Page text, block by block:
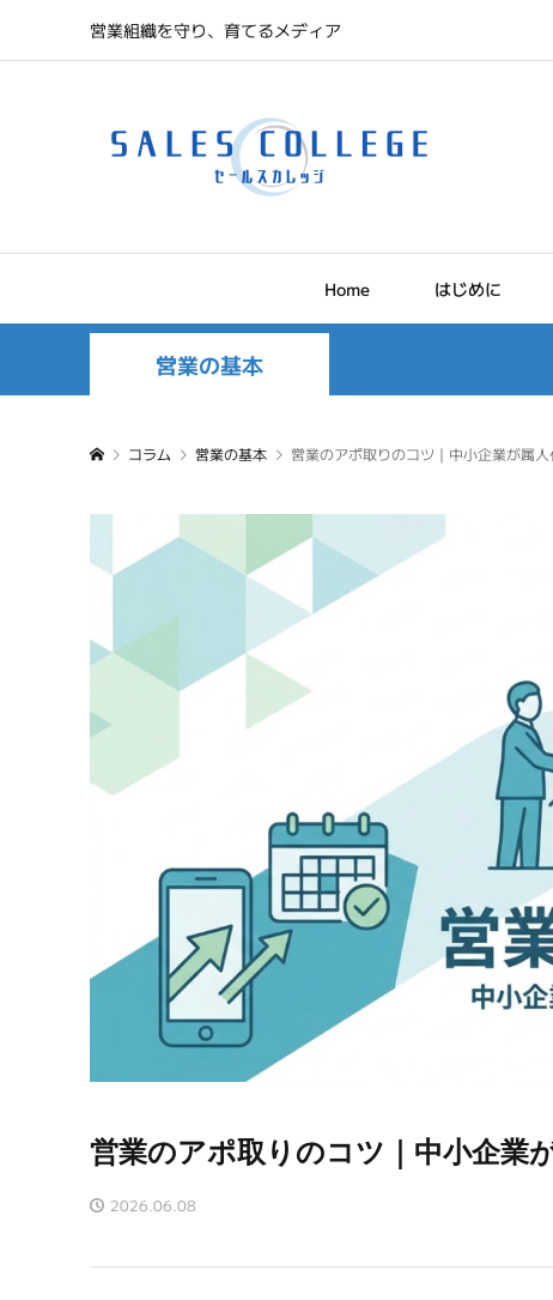
営業組織を守り、育てるメディア
Home はじめに
営業の基本
コラム 営業の基本 営業のアポ取りのコツ｜中小企業が属
営業のアポ取りのコツ｜中小企業
2026.06.08